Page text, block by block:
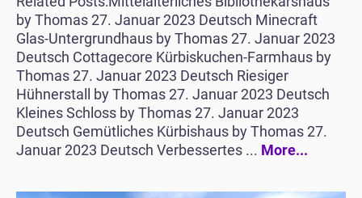
by Thomas 27. Januar 2023 Deutsch Minecraft
Glas-Untergrundhaus by Thomas 27. Januar 2023
Deutsch Cottagecore Kürbiskuchen-Farmhaus by
Thomas 27. Januar 2023 Deutsch Riesiger
Hühnerstall by Thomas 27. Januar 2023 Deutsch
Kleines Schloss by Thomas 27. Januar 2023
Deutsch Gemütliches Kürbishaus by Thomas 27.
Januar 2023 Deutsch Verbessertes ... More...